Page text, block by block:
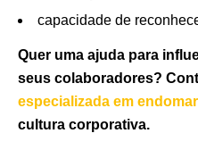
capacidade de
Quer uma ajuda para
seus colaboradores?
especializada em
cultura corporativa.